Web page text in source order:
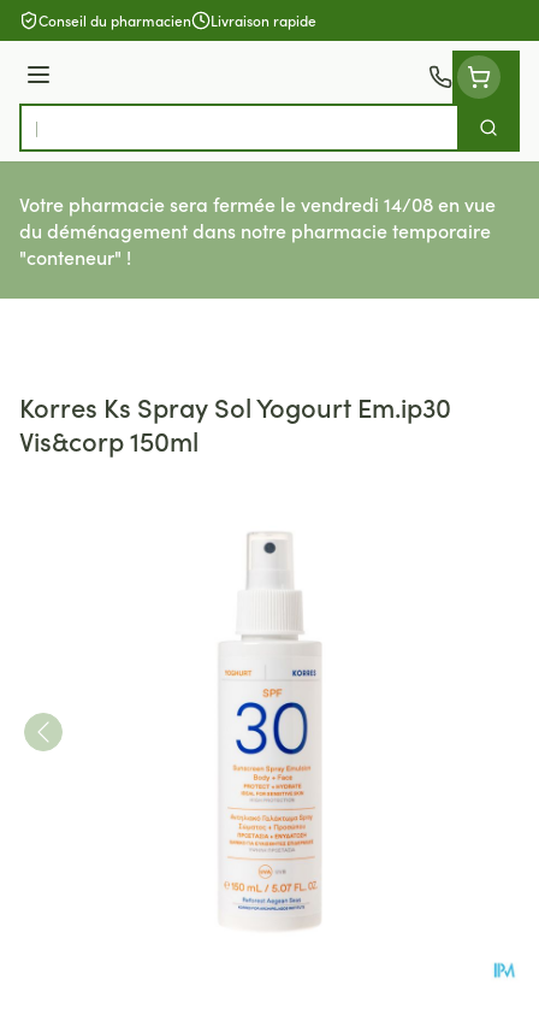
Aller au contenu
Conseil du pharmacien Livraison rapide
Menu
Rechercher
Votre pharmacie sera fermée le vendredi 14/08 en vue
du déménagement dans notre pharmacie temporaire
"conteneur" !
Korres Ks Spray Sol Yogourt Em.ip30
Vis&corp 150ml